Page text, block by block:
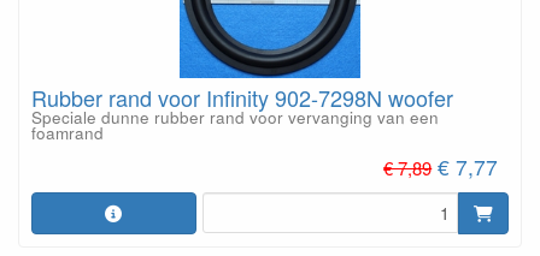
Rubber rand voor Infinity 902-7298N woofer
Speciale dunne rubber rand voor vervanging van een
foamrand
€ 7,89 € 7,77